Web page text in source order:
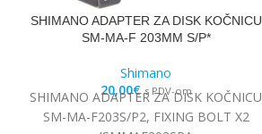
SHIMANO ADAPTER ZA DISK KOČNICU
SM-MA-F 203MM S/P*
Shimano
20,00€ s PDV-om
SHIMANO ADAPTER ZA DISK KOČNICU
SM-MA-F203S/P2, FIXING BOLT X2